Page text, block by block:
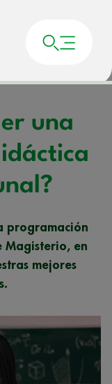
una
programación
Magisterio, en
mejores